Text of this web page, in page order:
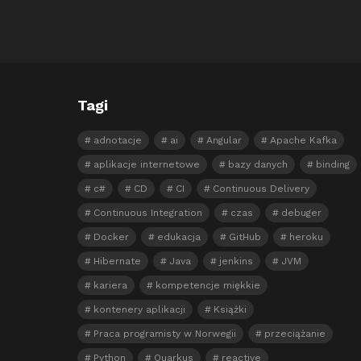
Tagi
adnotacje ai Angular Apache Kafka
aplikacje internetowe bazy danych binding
c# CD CI Continuous Delivery
Continuous Integration czas debuger
Docker edukacja GitHub heroku
Hibernate Java jenkins JVM
kariera kompetencje miękkie
kontenery aplikacji Książki
Praca programisty w Norwegii przeciążanie
Python Quarkus reactive